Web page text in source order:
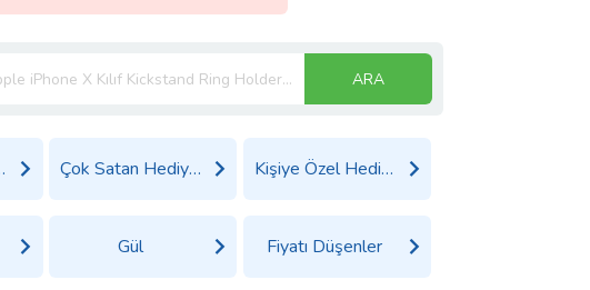
ARA
Çok Satan Hediyeler Kişiye Özel Hediyeler
Gül Fiyatı Düşenler